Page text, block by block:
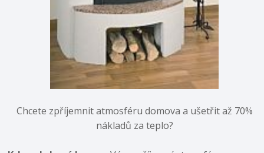
Chcete zpříjemnit atmosféru domova a ušetřit až 70%
nákladů za teplo?